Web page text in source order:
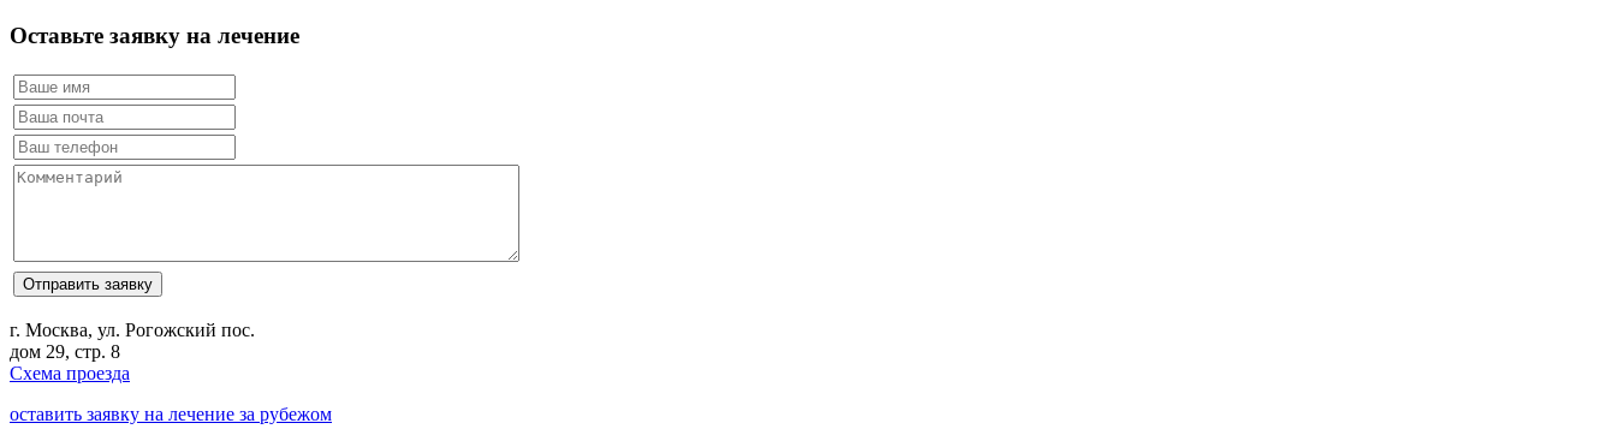
Оставьте заявку на лечение
г. Москва, ул. Рогожский пос.
дом 29, стр. 8
Схема проезда
оставить заявку на лечение за рубежом